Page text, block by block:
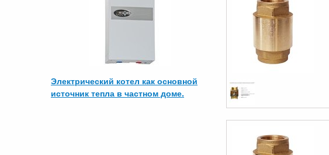
Электрический котел как основной
источник тепла в частном доме.